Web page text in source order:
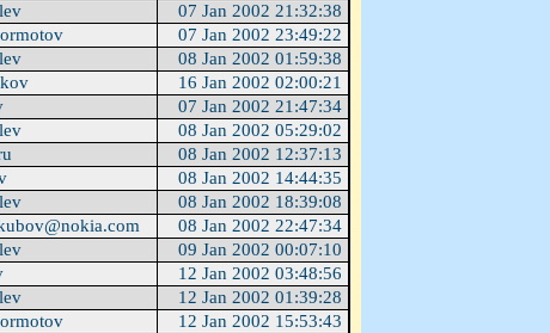
07 Jan 2002 21:32:38
07 Jan 2002 23:49:22
08 Jan 2002 01:59:38
16 Jan 2002 02:00:21
07 Jan 2002 21:47:34
08 Jan 2002 05:29:02
08 Jan 2002 12:37:13
08 Jan 2002 14:44:35
08 Jan 2002 18:39:08
08 Jan 2002 22:47:34
09 Jan 2002 00:07:10
12 Jan 2002 03:48:56
12 Jan 2002 01:39:28
12 Jan 2002 15:53:43